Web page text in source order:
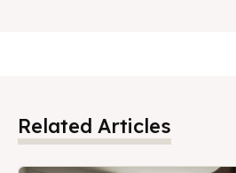
Related Articles